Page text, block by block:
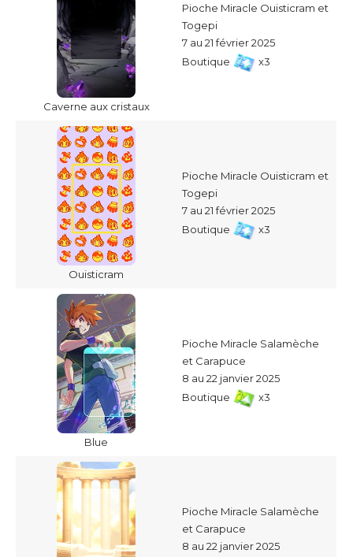
Caverne aux cristaux
Pioche Miracle Ouisticram et
Togepi
7 au 21 février 2025
Boutique
x3
Ouisticram
Pioche Miracle Ouisticram et
Togepi
7 au 21 février 2025
Boutique
x3
Blue
Pioche Miracle Salamèche
et Carapuce
8 au 22 janvier 2025
Boutique
x3
Pioche Miracle Salamèche
et Carapuce
8 au 22 janvier 2025